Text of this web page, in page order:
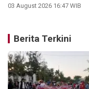
03 August 2026 16:47 WIB
Berita Terkini